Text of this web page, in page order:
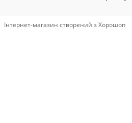
Інтернет-магазин створений з Хорошоп